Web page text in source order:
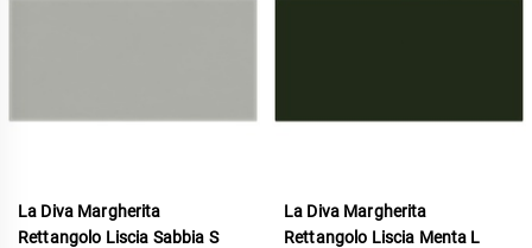
La Diva Margherita
Rettangolo Liscia Sabbia S
La Diva Margherita
Rettangolo Liscia Menta L